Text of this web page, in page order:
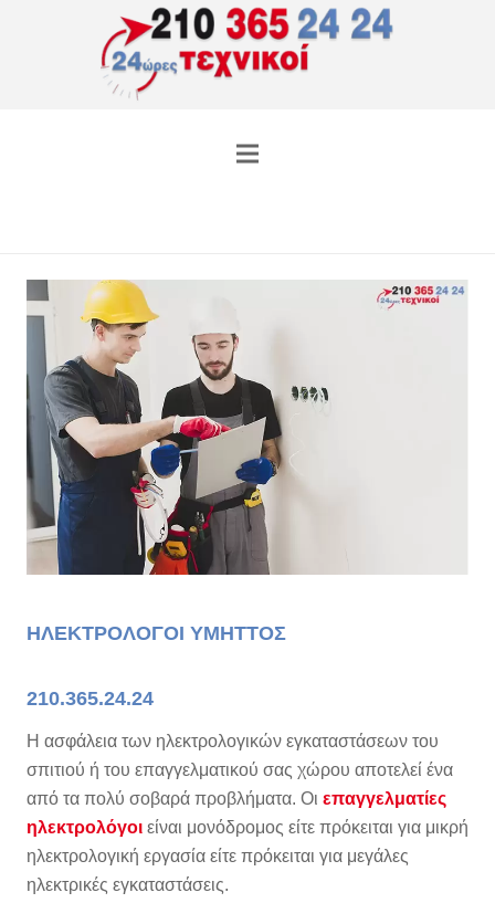
ΗΛΕΚΤΡΟΛΟΓΟΙ ΥΜΗΤΤΟΣ
210.365.24.24
Η ασφάλεια των ηλεκτρολογικών εγκαταστάσεων του
σπιτιού ή του επαγγελματικού σας χώρου αποτελεί ένα
από τα πολύ σοβαρά προβλήματα. Οι επαγγελματίες
ηλεκτρολόγοι είναι μονόδρομος είτε πρόκειται για μικρή
ηλεκτρολογική εργασία είτε πρόκειται για μεγάλες
ηλεκτρικές εγκαταστάσεις.